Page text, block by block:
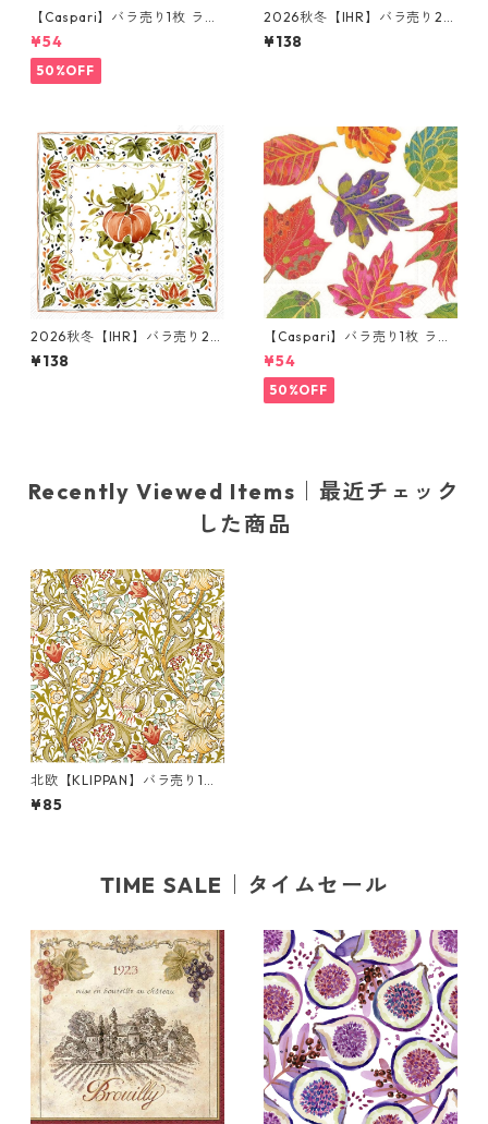
【Caspari】バラ売り1枚 ラン
チサイズ ペーパーナプキン D
eck The Halls パールホワイト
¥54
50%OFF
2026秋冬【IHR】バラ売り2枚
ランチサイズ ペーパーナプキ
ン Louie ホワイト
¥138
2026秋冬【IHR】バラ売り2枚
ランチサイズ ペーパーナプキ
ン Pumpkins with Ornament
¥138
【Caspari】バラ売り1枚 ラン
チサイズ ペーパーナプキン Je
welwd Autumn アイボリー
¥54
50%OFF
Recently Viewed Items｜最近チェック
した商品
北欧【KLIPPAN】バラ売り1枚
ランチサイズ ペーパーナプキ
ン Golden Lily ホワイト Willi
¥85
TIME SALE｜タイムセール